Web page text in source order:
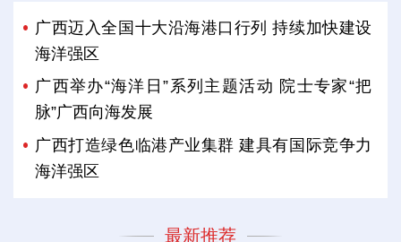
广西迈入全国十大沿海港口行列 持续加快建设
海洋强区
广西举办“海洋日”系列主题活动 院士专家“把
脉”广西向海发展
广西打造绿色临港产业集群 建具有国际竞争力
海洋强区
最新推荐